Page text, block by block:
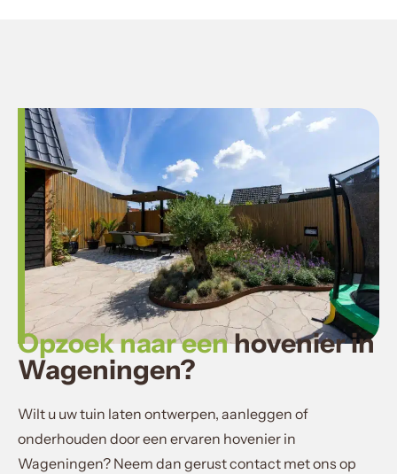
Opzoek naar eenhovenier in
Wageningen?
Wilt u uw tuin laten ontwerpen, aanleggen of
onderhouden door een ervaren hovenier in
Wageningen? Neem dan gerust contact met ons op